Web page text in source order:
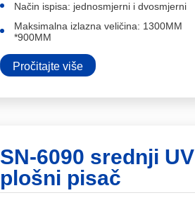
Način ispisa: jednosmjerni i dvosmjerni
Maksimalna izlazna veličina: 1300MM
*900MM
Pročitajte više
SN-6090 srednji UV
plošni pisač